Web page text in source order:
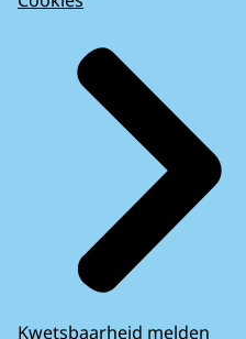
Kwetsbaarheid melden